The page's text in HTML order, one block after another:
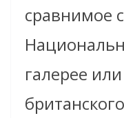
сравнимое
галерее